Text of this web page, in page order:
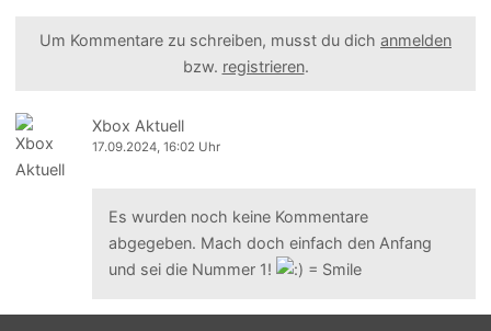
Um Kommentare zu schreiben, musst du dich anmelden
bzw. registrieren.
Xbox Aktuell
17.09.2024, 16:02 Uhr
Es wurden noch keine Kommentare
abgegeben. Mach doch einfach den Anfang
und sei die Nummer 1!